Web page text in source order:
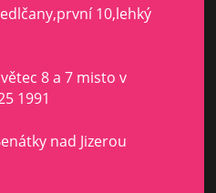
10,lehký
8 a 7 misto v
1991
nad Jizerou